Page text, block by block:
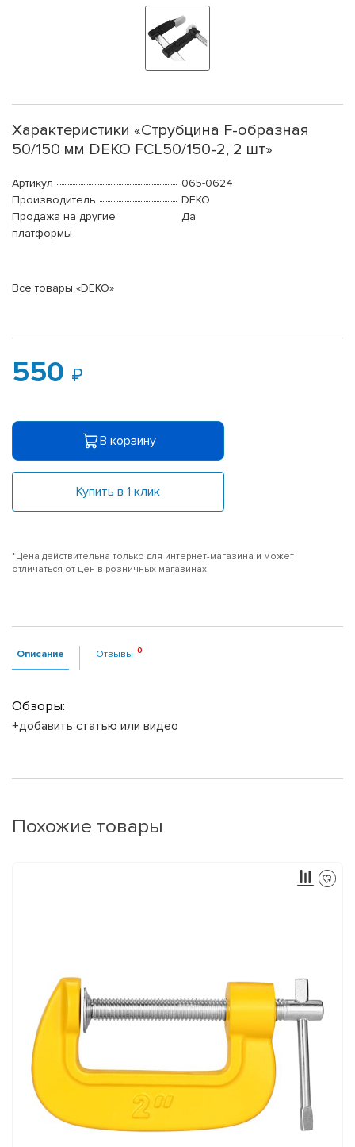
Характеристики «Струбцина F-образная
50/150 мм DEKO FCL50/150-2, 2 шт»
Артикул
065-0624
Производитель
DEKO
Продажа на другие
платформы
Да
Все товары «DEKO»
550
В корзину
Купить в 1 клик
*Цена действительна только для интернет-магазина и может
отличаться от цен в розничных магазинах
Описание Отзывы
Обзоры:
+добавить статью или видео
Похожие товары